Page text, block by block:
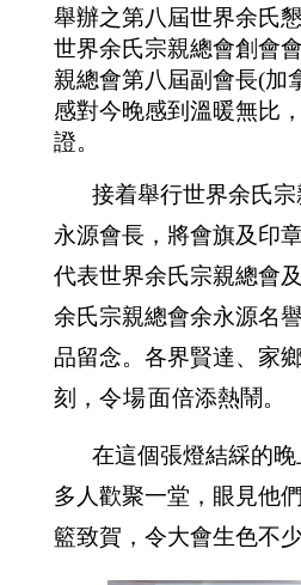
舉辦之第八屆世界余氏
世界余氏宗親總會創會
親總會第八屆副會長(加
感對今晚感到溫暖無比
證。
接着舉行世界余氏
永源會長，將會旗及印
代表世界余氏宗親總會
余氏宗親總會余永源名
品留念。 各界賢達、家
刻， 令場面倍添熱鬧。
在這個張燈結綵的
多人歡聚一堂，眼見他
籃致賀， 令大會生色不